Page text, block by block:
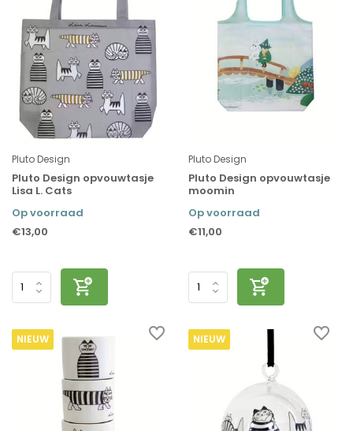
Pluto Design
Pluto Design opvouwtasje
Lisa L. Cats
Op voorraad
€13,00
Pluto Design
Pluto Design opvouwtasje
moomin
Op voorraad
€11,00
NIEUW NIEUW